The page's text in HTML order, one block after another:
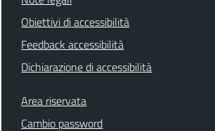
Obiettivi di accessibilità
Feedback accessibilità
Dichiarazione di accessibilità
Area riservata
Cambio password